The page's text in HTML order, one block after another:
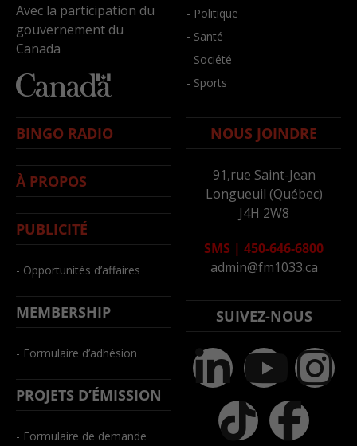
Avec la participation du
gouvernement du
Canada
- Politique
- Santé
- Société
- Sports
BINGO RADIO
À PROPOS
PUBLICITÉ
- Opportunités d’affaires
MEMBERSHIP
- Formulaire d’adhésion
PROJETS D’ÉMISSION
- Formulaire de demande
NOUS JOINDRE
91,rue Saint-Jean
Longueuil (Québec)
J4H 2W8
SMS | 450-646-6800
admin@fm1033.ca
SUIVEZ-NOUS